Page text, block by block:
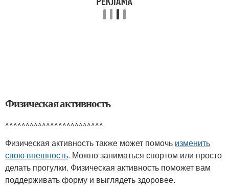
Физическая активность
^^^^^^^^^^^^^^^^^^^^^^^^
Физическая активность также может помочь изменить
свою внешность. Можно заниматься спортом или просто
делать прогулки. Физическая активность поможет вам
поддерживать форму и выглядеть здоровее.